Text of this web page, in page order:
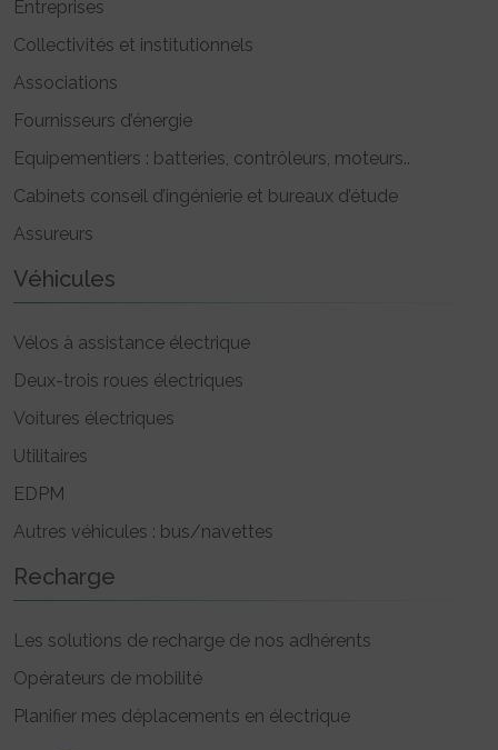
Entreprises
Collectivités et institutionnels
Associations
Fournisseurs d’énergie
Equipementiers : batteries, contrôleurs, moteurs..
Cabinets conseil d’ingénierie et bureaux d’étude
Assureurs
Véhicules
Vélos à assistance électrique
Deux-trois roues électriques
Voitures électriques
Utilitaires
EDPM
Autres véhicules : bus/navettes
Recharge
Les solutions de recharge de nos adhérents
Opérateurs de mobilité
Planifier mes déplacements en électrique